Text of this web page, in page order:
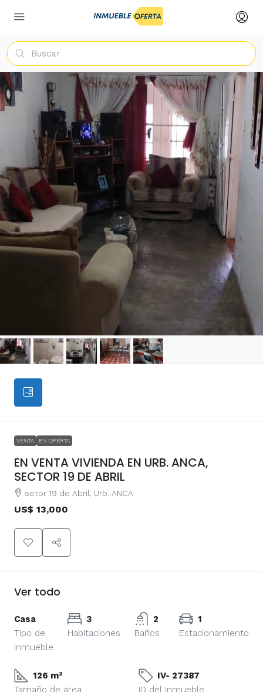
VENTA EN OFERTA
EN VENTA VIVIENDA EN URB. ANCA,
SECTOR 19 DE ABRIL
setor 19 de Abril, Urb. ANCA
US$ 13,000
Ver todo
Casa
Tipo de
Inmueble
3
Habitaciones
2
Baños
1
Estacionamiento
126 m²
Tamaño de área
IV- 27387
ID del Inmueble